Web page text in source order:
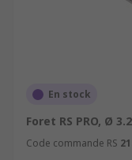
En stock
Foret RS PRO, Ø
Code commande RS